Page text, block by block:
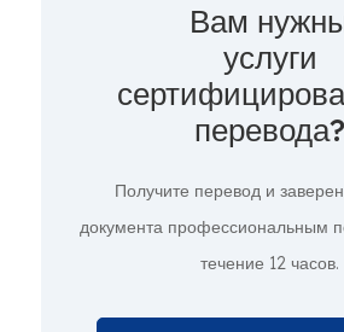
Вам
услуги
перевода?
Получите перевод и
документа профессиональным
течение 12 часов.